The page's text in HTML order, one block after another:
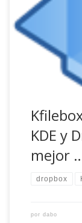
GNOME) en
los que como
tips
sobre un
KDE y
mejor
dropbox
por dabo